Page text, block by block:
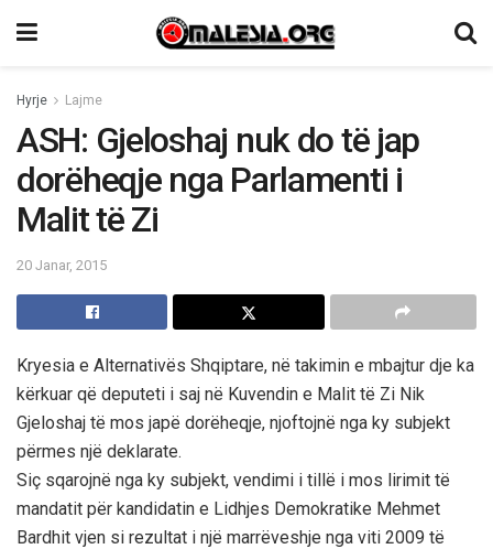
Hyrje Lajme
ASH: Gjeloshaj nuk do të jap
dorëheqje nga Parlamenti i
Malit të Zi
20 Janar, 2015
Kryesia e Alternativës Shqiptare, në takimin e mbajtur dje ka
kërkuar që deputeti i saj në Kuvendin e Malit të Zi Nik
Gjeloshaj të mos japë dorëheqje, njoftojnë nga ky subjekt
përmes një deklarate.
Siç sqarojnë nga ky subjekt, vendimi i tillë i mos lirimit të
mandatit për kandidatin e Lidhjes Demokratike Mehmet
Bardhit vjen si rezultat i një marrëveshje nga viti 2009 të